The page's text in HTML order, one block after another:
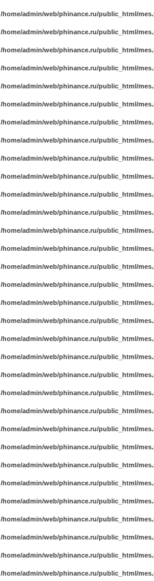
/home/admin/web/phinance.ru/public_html/
/home/admin/web/phinance.ru/public_html/
/home/admin/web/phinance.ru/public_html/
/home/admin/web/phinance.ru/public_html/
/home/admin/web/phinance.ru/public_html/
/home/admin/web/phinance.ru/public_html/
/home/admin/web/phinance.ru/public_html/
/home/admin/web/phinance.ru/public_html/
/home/admin/web/phinance.ru/public_html/
/home/admin/web/phinance.ru/public_html/
/home/admin/web/phinance.ru/public_html/
/home/admin/web/phinance.ru/public_html/
/home/admin/web/phinance.ru/public_html/
/home/admin/web/phinance.ru/public_html/
/home/admin/web/phinance.ru/public_html/
/home/admin/web/phinance.ru/public_html/
/home/admin/web/phinance.ru/public_html/
/home/admin/web/phinance.ru/public_html/
/home/admin/web/phinance.ru/public_html/
/home/admin/web/phinance.ru/public_html/
/home/admin/web/phinance.ru/public_html/
/home/admin/web/phinance.ru/public_html/
/home/admin/web/phinance.ru/public_html/
/home/admin/web/phinance.ru/public_html/
/home/admin/web/phinance.ru/public_html/
/home/admin/web/phinance.ru/public_html/
/home/admin/web/phinance.ru/public_html/
/home/admin/web/phinance.ru/public_html/
/home/admin/web/phinance.ru/public_html/
/home/admin/web/phinance.ru/public_html/
/home/admin/web/phinance.ru/public_html/
/home/admin/web/phinance.ru/public_html/